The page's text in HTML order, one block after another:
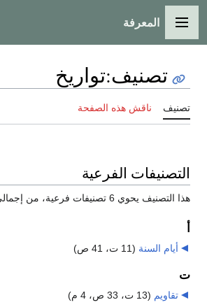
القائمة الرئيسية
المعرفة
تصنيف:تواريخ
تصنيف ناقش هذه الصفحة
التصنيفات الفرعية
هذا التصنيف يحوي 6 تصنيفات فرعية، من إجمالي 6.
أيام السنة (11 ت، 41 ص)
ت
تقاويم (13 ت، 33 ص، 4 م)